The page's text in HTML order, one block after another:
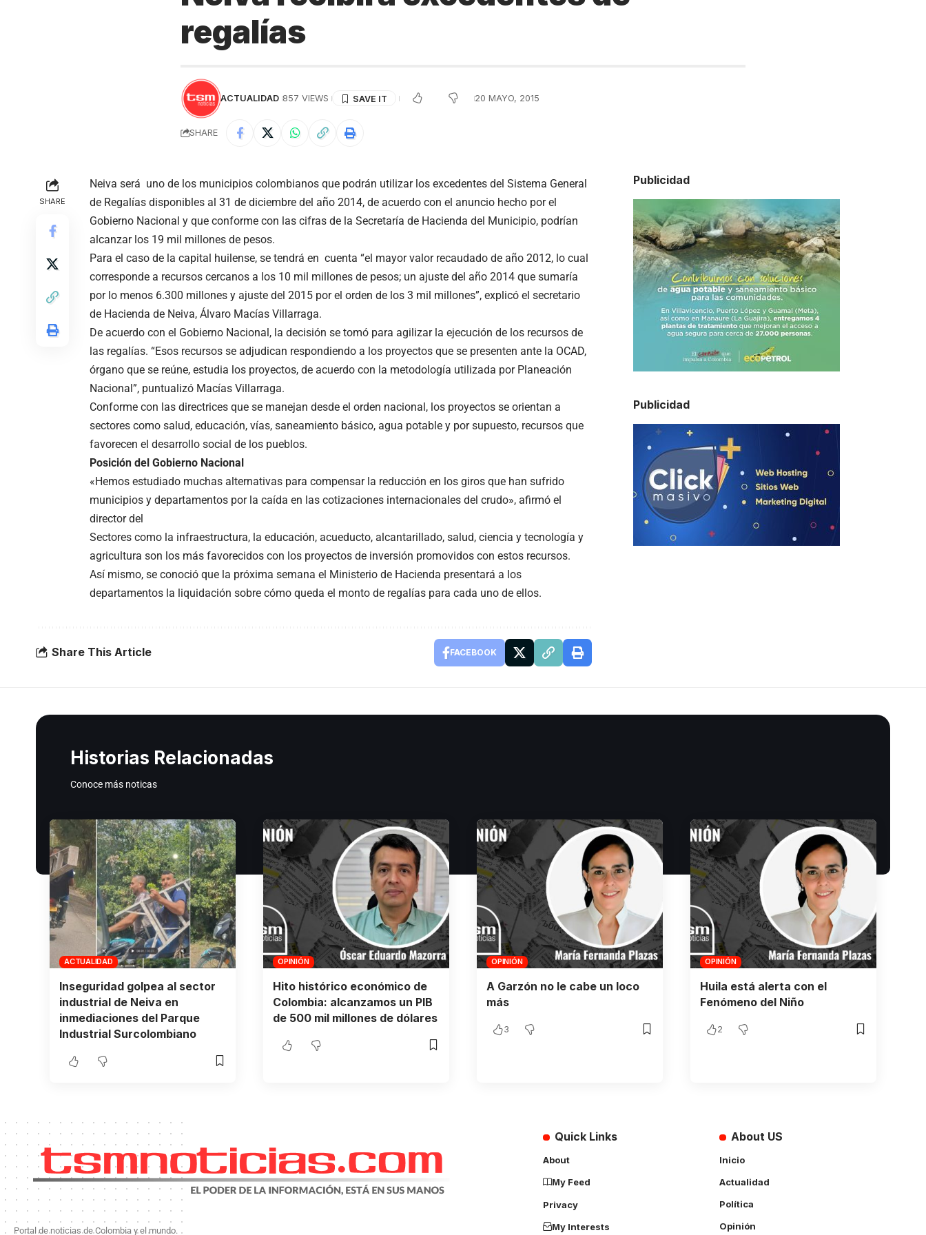
regalías
ACTUALIDAD 857 VIEWS 20 MAYO, 2015
SHARE
SHARE
Neiva será uno de los municipios colombianos que podrán utilizar los excedentes del Sistema General
de Regalías disponibles al 31 de diciembre del año 2014, de acuerdo con el anuncio hecho por el
Gobierno Nacional y que conforme con las cifras de la Secretaría de Hacienda del Municipio, podrían
alcanzar los 19 mil millones de pesos.
Para el caso de la capital huilense, se tendrá en cuenta “el mayor valor recaudado de año 2012, lo cual
corresponde a recursos cercanos a los 10 mil millones de pesos; un ajuste del año 2014 que sumaría
por lo menos 6.300 millones y ajuste del 2015 por el orden de los 3 mil millones”, explicó el secretario
de Hacienda de Neiva, Álvaro Macías Villarraga.
De acuerdo con el Gobierno Nacional, la decisión se tomó para agilizar la ejecución de los recursos de
las regalías. “Esos recursos se adjudican respondiendo a los proyectos que se presenten ante la OCAD,
órgano que se reúne, estudia los proyectos, de acuerdo con la metodología utilizada por Planeación
Nacional”, puntualizó Macías Villarraga.
Conforme con las directrices que se manejan desde el orden nacional, los proyectos se orientan a
sectores como salud, educación, vías, saneamiento básico, agua potable y por supuesto, recursos que
favorecen el desarrollo social de los pueblos.
Posición del Gobierno Nacional
«Hemos estudiado muchas alternativas para compensar la reducción en los giros que han sufrido
municipios y departamentos por la caída en las cotizaciones internacionales del crudo», afirmó el
director del
Sectores como la infraestructura, la educación, acueducto, alcantarillado, salud, ciencia y tecnología y
agricultura son los más favorecidos con los proyectos de inversión promovidos con estos recursos.
Así mismo, se conoció que la próxima semana el Ministerio de Hacienda presentará a los
departamentos la liquidación sobre cómo queda el monto de regalías para cada uno de ellos.
Share This Article FACEBOOK
Publicidad
Publicidad
Historias Relacionadas
Conoce más noticas
ACTUALIDAD
Inseguridad golpea al sector
industrial de Neiva en
inmediaciones del Parque
Industrial Surcolombiano
OPINIÓN
Hito histórico económico de
Colombia: alcanzamos un PIB
de 500 mil millones de dólares
OPINIÓN
A Garzón no le cabe un loco
más
3
OPINIÓN
Huila está alerta con el
Fenómeno del Niño
2
Portal de noticias de Colombia y el mundo.
Quick Links
About
My Feed
Privacy
My Interests
About US
Inicio
Actualidad
Política
Opinión